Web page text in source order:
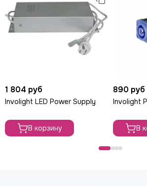
1 804 руб
Involight LED Power Supply
В корзину
890 руб
Involight
В